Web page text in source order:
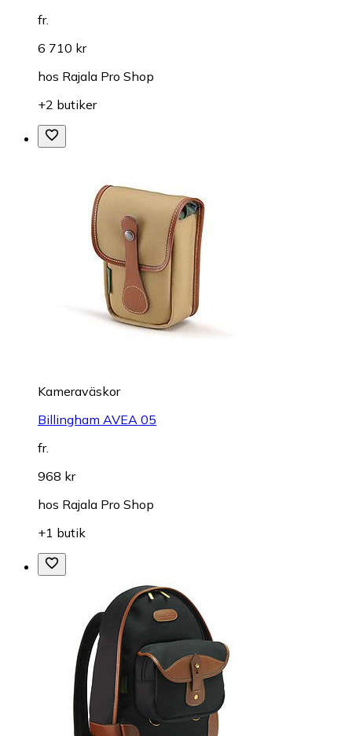
fr.
6 710 kr
hos Rajala Pro Shop
+2 butiker
Kameraväskor
Billingham AVEA 05
fr.
968 kr
hos Rajala Pro Shop
+1 butik